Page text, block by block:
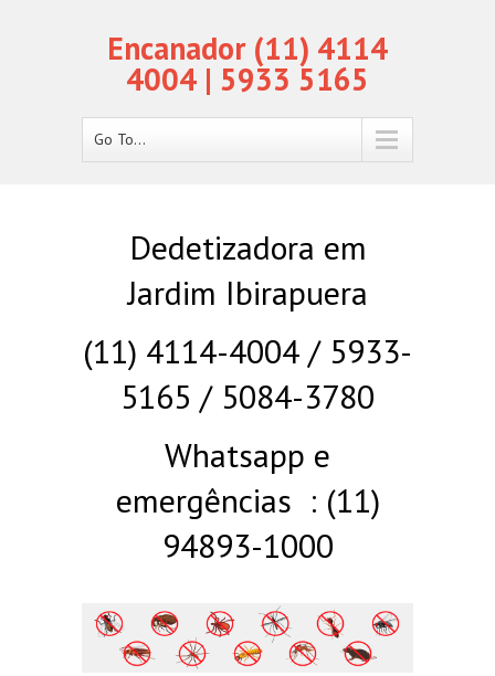
Encanador (11) 4114
4004 | 5933 5165
Go To...
Dedetizadora em
Jardim Ibirapuera
(11) 4114-4004 / 5933-
5165 / 5084-3780
Whatsapp e
emergências : (11)
94893-1000